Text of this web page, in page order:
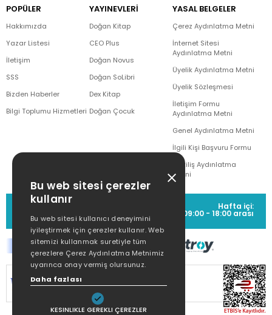
POPÜLER
Hakkımızda
Yazar Listesi
İletişim
SSS
Bizden Haberler
Bilgi Toplumu Hizmetleri
YAYINEVLERİ
Doğan Kitap
CEO Plus
Doğan Novus
Doğan SoLibri
Dex Kitap
Doğan Çocuk
YASAL BELGELER
Çerez Aydınlatma Metni
İnternet Sitesi
Aydınlatma Metni
Üyelik Aydınlatma Metni
Üyelik Sözleşmesi
İletişim Formu
Aydınlatma Metni
Genel Aydınlatma Metni
İlgili Kişi Başvuru Formu
Çekiliş Aydınlatma
Metni
MÜŞTERİ HİZMETLERİ
(0212) 373 77 00
Hafta içi:
09:00 - 18:00 arası
SİTEMİZ
KORUNMAKTADIR.
Bu web sitesi çerezler
kullanır
Bu web sitesi kullanıcı deneyimini
iyileştirmek için çerezler kullanır. Web
sitemizi kullanmak suretiyle tüm
çerezlere Çerez Aydınlatma Metnimiz
uyarınca onay vermiş olursunuz.
Daha fazlası
KESINLIKLE GEREKLI ÇEREZLER